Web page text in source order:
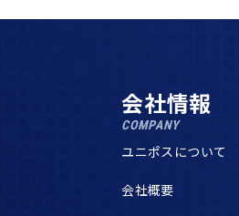
会社情報
COMPANY
ユニポスについて
会社概要